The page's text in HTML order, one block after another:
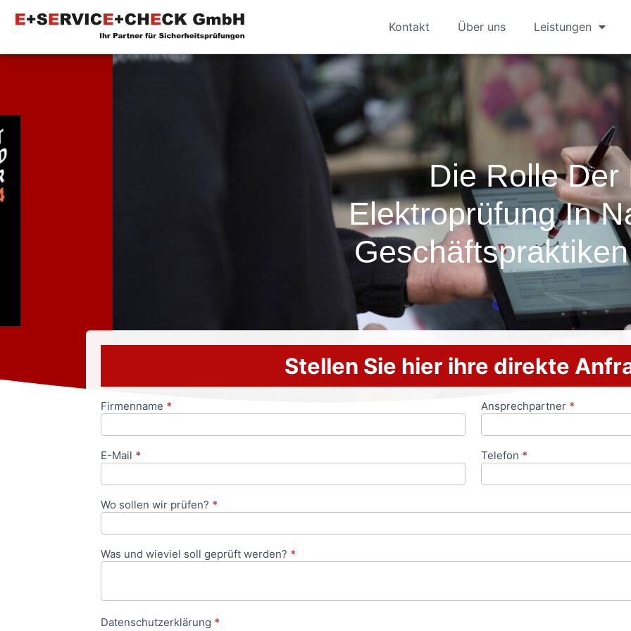
Kontakt Über uns Leistungen
Die Rolle Der
Elektroprüfung In
Stellen Sie hier ihre direkte
Anfrageformular
Firmenname * Ansprechpartner *
E-Mail * Telefon *
Wo sollen wir prüfen? *
Was und wieviel soll geprüft werden? *
Datenschutzerklärung *